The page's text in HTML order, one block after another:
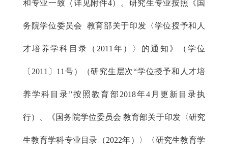
和专业一致（详见附件4）。研究生专业按照《国
务院学位委员会 教育部关于印发〈学位授予和人
才培养学科目录（2011年）〉的通知》（学位
〔2011〕11号）（研究生层次“学位授予和人才培
养学科目录”按照教育部2018年4月更新目录执
行）、《国务院学位委员会 教育部关于印发〈研究
生教育学科专业目录（2022年）〉〈研究生教育学